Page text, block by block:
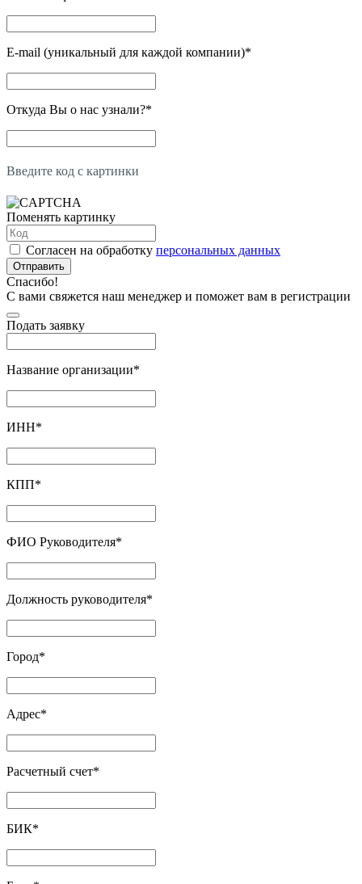
E-mail (уникальный для каждой компании)*
Откуда Вы о нас узнали?*
Введите код с картинки
Поменять картинку
Согласен на обработку персональных данных
Отправить
Спасибо!
С вами свяжется наш менеджер и поможет вам в регистрации
Подать заявку
Название организации*
ИНН*
КПП*
ФИО Руководителя*
Должность руководителя*
Город*
Адрес*
Расчетный счет*
БИК*